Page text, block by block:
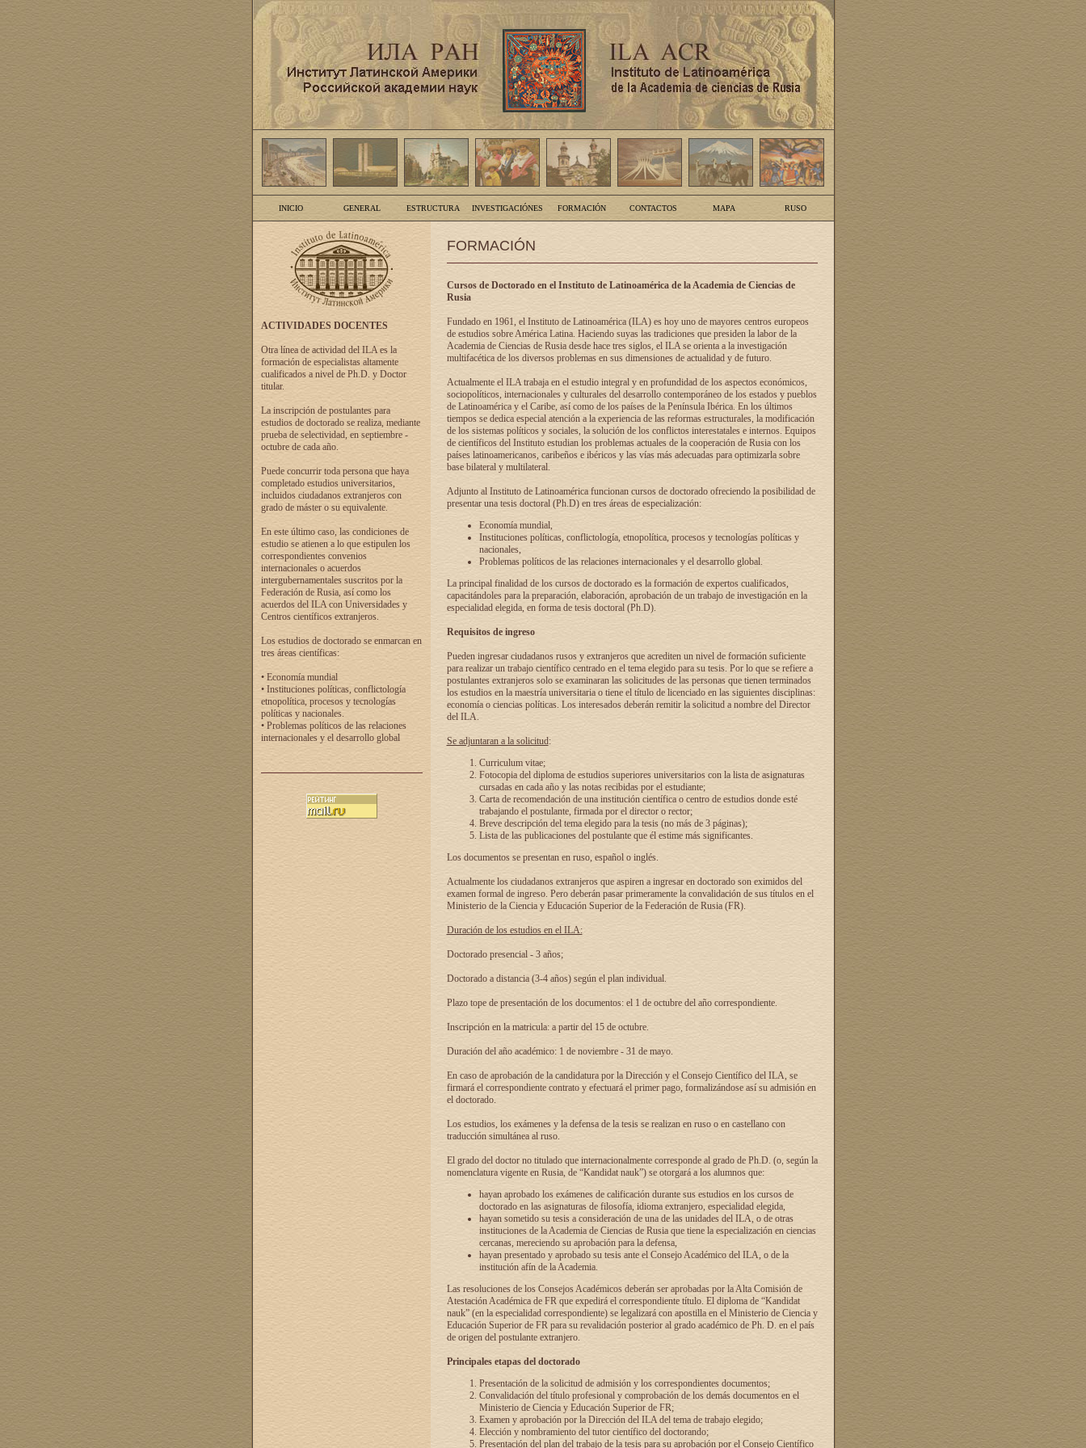
INICIO GENERAL ESTRUCTURA INVESTIGACIÓNES FORMACIÓN CONTACTOS MAPA RUSO
ACTIVIDADES DOCENTES
Otra línea de actividad del ILA es la
formación de especialistas altamente
cualificados a nivel de Ph.D. y Doctor
titular.
La inscripción de postulantes para
estudios de doctorado se realiza, mediante
prueba de selectividad, en septiembre -
octubre de cada año.
Puede concurrir toda persona que haya
completado estudios universitarios,
incluidos ciudadanos extranjeros con
grado de máster o su equivalente.
En este último caso, las condiciones de
estudio se atienen a lo que estipulen los
correspondientes convenios
internacionales o acuerdos
intergubernamentales suscritos por la
Federación de Rusia, así como los
acuerdos del ILA con Universidades y
Centros científicos extranjeros.
Los estudios de doctorado se enmarcan en
tres áreas científicas:
• Economía mundial
• Instituciones políticas, conflictología
etnopolítica, procesos y tecnologías
políticas y nacionales.
• Problemas políticos de las relaciones
internacionales y el desarrollo global
FORMACIÓN
Cursos de Doctorado en el Instituto de Latinoamérica de la Academia de Ciencias de
Rusia
Fundado en 1961, el Instituto de Latinoamérica (ILA) es hoy uno de mayores centros europeos
de estudios sobre América Latina. Haciendo suyas las tradiciones que presiden la labor de la
Academia de Ciencias de Rusia desde hace tres siglos, el ILA se orienta a la investigación
multifacética de los diversos problemas en sus dimensiones de actualidad y de futuro.
Actualmente el ILA trabaja en el estudio integral y en profundidad de los aspectos económicos,
sociopolíticos, internacionales y culturales del desarrollo contemporáneo de los estados y pueblos
de Latinoamérica y el Caribe, así como de los países de la Península Ibérica. En los últimos
tiempos se dedica especial atención a la experiencia de las reformas estructurales, la modificación
de los sistemas políticos y sociales, la solución de los conflictos interestatales e internos. Equipos
de científicos del Instituto estudian los problemas actuales de la cooperación de Rusia con los
países latinoamericanos, caribeños e ibéricos y las vías más adecuadas para optimizarla sobre
base bilateral y multilateral.
Adjunto al Instituto de Latinoamérica funcionan cursos de doctorado ofreciendo la posibilidad de
presentar una tesis doctoral (Ph.D) en tres áreas de especialización:
Economía mundial,
Instituciones políticas, conflictología, etnopolítica, procesos y tecnologías políticas y
nacionales,
Problemas políticos de las relaciones internacionales y el desarrollo global.
La principal finalidad de los cursos de doctorado es la formación de expertos cualificados,
capacitándoles para la preparación, elaboración, aprobación de un trabajo de investigación en la
especialidad elegida, en forma de tesis doctoral (Ph.D).
Requisitos de ingreso
Pueden ingresar ciudadanos rusos y extranjeros que acrediten un nivel de formación suficiente
para realizar un trabajo científico centrado en el tema elegido para su tesis. Por lo que se refiere a
postulantes extranjeros solo se examinaran las solicitudes de las personas que tienen terminados
los estudios en la maestría universitaria o tiene el título de licenciado en las siguientes disciplinas:
economía o ciencias políticas. Los interesados deberán remitir la solicitud a nombre del Director
del ILA.
Se adjuntaran a la solicitud:
Curriculum vitae;
Fotocopia del diploma de estudios superiores universitarios con la lista de asignaturas
cursadas en cada año y las notas recibidas por el estudiante;
Carta de recomendación de una institución científica o centro de estudios donde esté
trabajando el postulante, firmada por el director o rector;
Breve descripción del tema elegido para la tesis (no más de 3 páginas);
Lista de las publicaciones del postulante que él estime más significantes.
Los documentos se presentan en ruso, español o inglés.
Actualmente los ciudadanos extranjeros que aspiren a ingresar en doctorado son eximidos del
examen formal de ingreso. Pero deberán pasar primeramente la convalidación de sus títulos en el
Ministerio de la Ciencia y Educación Superior de la Federación de Rusia (FR).
Duración de los estudios en el ILA:
Doctorado presencial - 3 años;
Doctorado a distancia (3-4 años) según el plan individual.
Plazo tope de presentación de los documentos: el 1 de octubre del año correspondiente.
Inscripción en la matricula: a partir del 15 de octubre.
Duración del año académico: 1 de noviembre - 31 de mayo.
En caso de aprobación de la candidatura por la Dirección y el Consejo Científico del ILA, se
firmará el correspondiente contrato y efectuará el primer pago, formalizándose así su admisión en
el doctorado.
Los estudios, los exámenes y la defensa de la tesis se realizan en ruso o en castellano con
traducción simultánea al ruso.
El grado del doctor no titulado que internacionalmente corresponde al grado de Ph.D. (o, según la
nomenclatura vigente en Rusia, de “Kandidat nauk”) se otorgará a los alumnos que:
hayan aprobado los exámenes de calificación durante sus estudios en los cursos de
doctorado en las asignaturas de filosofía, idioma extranjero, especialidad elegida,
hayan sometido su tesis a consideración de una de las unidades del ILA, o de otras
instituciones de la Academia de Ciencias de Rusia que tiene la especialización en ciencias
cercanas, mereciendo su aprobación para la defensa,
hayan presentado y aprobado su tesis ante el Consejo Académico del ILA, o de la
institución afín de la Academia.
Las resoluciones de los Consejos Académicos deberán ser aprobadas por la Alta Comisión de
Atestación Académica de FR que expedirá el correspondiente título. El diploma de “Kandidat
nauk” (en la especialidad correspondiente) se legalizará con apostilla en el Ministerio de Ciencia y
Educación Superior de FR para su revalidación posterior al grado académico de Ph. D. en el país
de origen del postulante extranjero.
Principales etapas del doctorado
Presentación de la solicitud de admisión y los correspondientes documentos;
Convalidación del título profesional y comprobación de los demás documentos en el
Ministerio de Ciencia y Educación Superior de FR;
Examen y aprobación por la Dirección del ILA del tema de trabajo elegido;
Elección y nombramiento del tutor científico del doctorando;
Presentación del plan del trabajo de la tesis para su aprobación por el Consejo Científico